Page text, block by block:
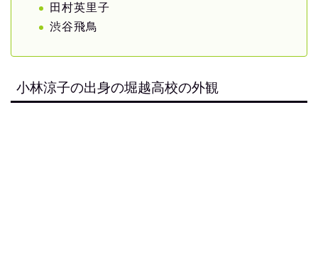
田村英里子
渋谷飛鳥
小林涼子の出身の堀越高校の外観